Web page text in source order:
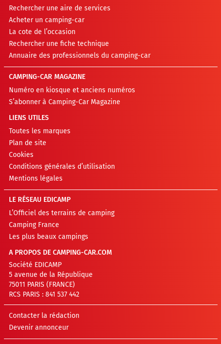
Rechercher une aire de services
Acheter un camping-car
La cote de l’occasion
Rechercher une fiche technique
Annuaire des professionnels du camping-car
CAMPING-CAR MAGAZINE
Numéro en kiosque et anciens numéros
S’abonner à Camping-Car Magazine
LIENS UTILES
Toutes les marques
Plan de site
Cookies
Conditions générales d’utilisation
Mentions légales
LE RÉSEAU EDICAMP
L’Officiel des terrains de camping
Camping France
Les plus beaux campings
A PROPOS DE CAMPING-CAR.COM
Société EDICAMP
5 avenue de la République
75011 PARIS (FRANCE)
RCS PARIS : 841 537 442
Contacter la rédaction
Devenir annonceur